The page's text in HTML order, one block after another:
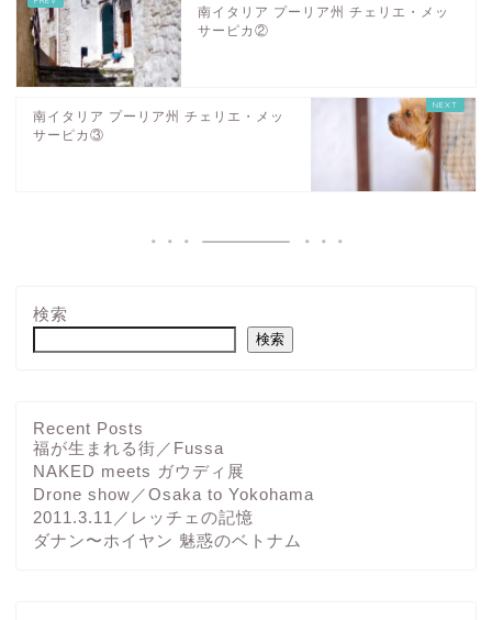
南イタリア プーリア州 チェリエ・メッ
サーピカ②
南イタリア プーリア州 チェリエ・メッ
サーピカ③
検索
検索
Recent Posts
福が生まれる街／Fussa
NAKED meets ガウディ展
Drone show／Osaka to Yokohama
2011.3.11／レッチェの記憶
ダナン〜ホイヤン 魅惑のベトナム